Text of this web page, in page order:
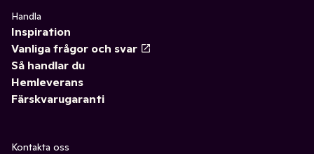
Handla
Inspiration
Vanliga frågor och svar
Så handlar du
Hemleverans
Färskvarugaranti
Kontakta oss